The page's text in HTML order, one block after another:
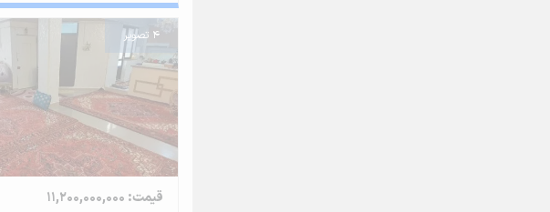
4 تصویر
قیمت: 11,200,000,000